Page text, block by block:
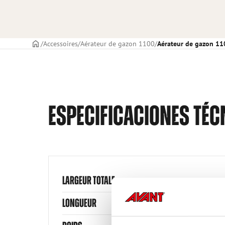
PAGE DE COUVERTURE
Accessoires Aérateur de gazon 1100 Aérateur de gazon
ESPECIFICACIONES
LARGEUR TOTALE
LONGUEUR